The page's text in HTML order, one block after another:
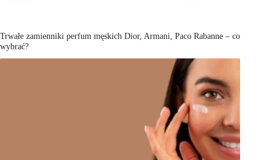
Trwałe zamienniki perfum męskich Dior, Armani, Paco Rabanne – co
wybrać?